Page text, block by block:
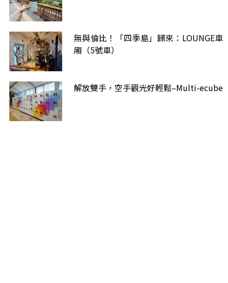
無與倫比！「四季島」歸來：LOUNGE車
廂（5號車）
解放雙手，空手觀光好輕鬆–Multi-ecube